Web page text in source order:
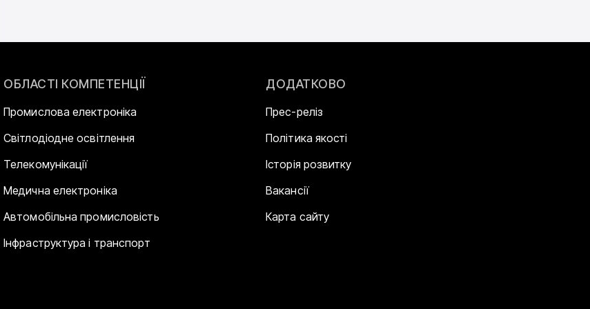
ОБЛАСТІ КОМПЕТЕНЦІЇ
Промислова електроніка
Світлодіодне освітлення
Телекомунікації
Медична електроніка
Автомобільна промисловість
Інфраструктура і транспорт
ДОДАТКОВО
Прес-реліз
Політика якості
Історія розвитку
Вакансії
Карта сайту